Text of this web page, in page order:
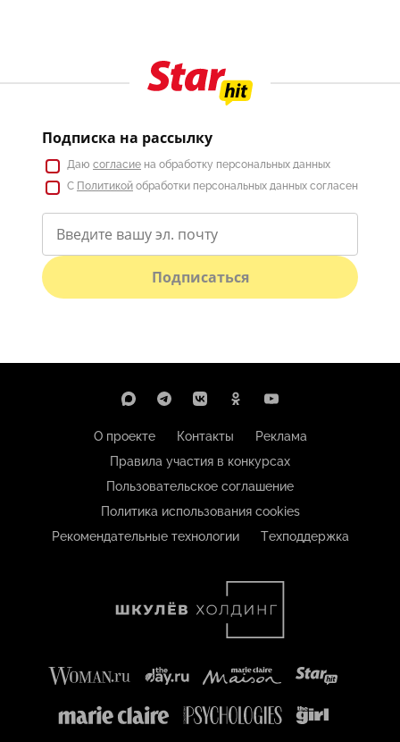
Подписка на рассылку
Даю согласие на обработку персональных данных
С Политикой обработки персональных данных согласен
Подписаться
О проекте Контакты
Реклама
Правила участия в конкурсах
Пользовательское соглашение
Политика использования cookies
Рекомендательные технологии
Техподдержка